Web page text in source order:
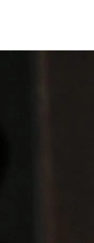
الضوء